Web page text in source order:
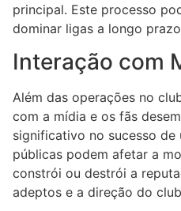
principal. Este processo
dominar ligas a longo
Interação com
Além das operações no
com a mídia e os fãs
significativo no sucesso de
públicas podem afetar a
constrói ou destrói a
adeptos e a direção do